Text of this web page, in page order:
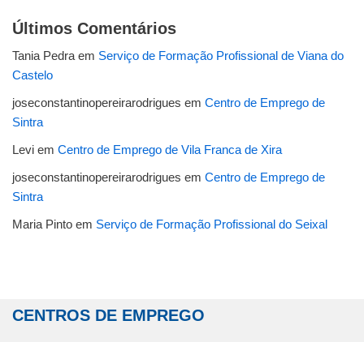
Últimos Comentários
Tania Pedra em Serviço de Formação Profissional de Viana do
Castelo
joseconstantinopereirarodrigues em Centro de Emprego de
Sintra
Levi em Centro de Emprego de Vila Franca de Xira
joseconstantinopereirarodrigues em Centro de Emprego de
Sintra
Maria Pinto em Serviço de Formação Profissional do Seixal
CENTROS DE EMPREGO